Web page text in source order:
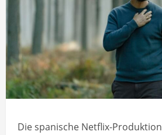
Die spanische Netflix-Produktion